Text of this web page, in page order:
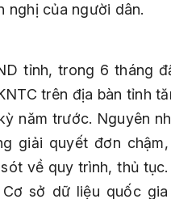
nghị của người dân.
tỉnh, trong 6 tháng
trên địa bàn tỉnh
năm trước. Nguyên
giải quyết đơn
về quy trình, thủ
sở dữ liệu quốc